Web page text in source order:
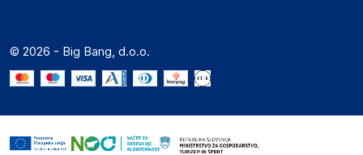
Marketplace za partnerje
Novosti
© 2026 - Big Bang, d.o.o.